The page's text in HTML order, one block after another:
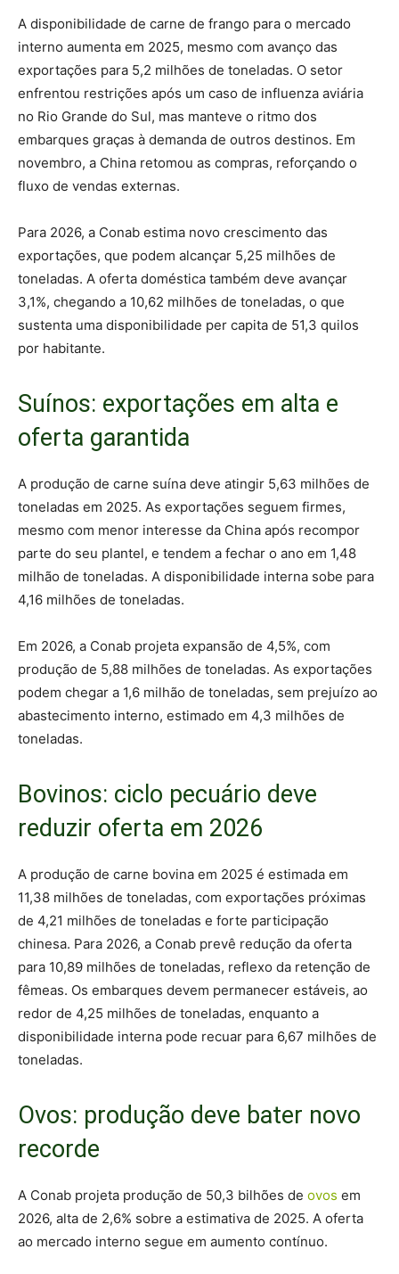
A disponibilidade de carne de frango para o mercado
interno aumenta em 2025, mesmo com avanço das
exportações para 5,2 milhões de toneladas. O setor
enfrentou restrições após um caso de influenza aviária
no Rio Grande do Sul, mas manteve o ritmo dos
embarques graças à demanda de outros destinos. Em
novembro, a China retomou as compras, reforçando o
fluxo de vendas externas.
Para 2026, a Conab estima novo crescimento das
exportações, que podem alcançar 5,25 milhões de
toneladas. A oferta doméstica também deve avançar
3,1%, chegando a 10,62 milhões de toneladas, o que
sustenta uma disponibilidade per capita de 51,3 quilos
por habitante.
Suínos: exportações em alta e
oferta garantida
A produção de carne suína deve atingir 5,63 milhões de
toneladas em 2025. As exportações seguem firmes,
mesmo com menor interesse da China após recompor
parte do seu plantel, e tendem a fechar o ano em 1,48
milhão de toneladas. A disponibilidade interna sobe para
4,16 milhões de toneladas.
Em 2026, a Conab projeta expansão de 4,5%, com
produção de 5,88 milhões de toneladas. As exportações
podem chegar a 1,6 milhão de toneladas, sem prejuízo ao
abastecimento interno, estimado em 4,3 milhões de
toneladas.
Bovinos: ciclo pecuário deve
reduzir oferta em 2026
A produção de carne bovina em 2025 é estimada em
11,38 milhões de toneladas, com exportações próximas
de 4,21 milhões de toneladas e forte participação
chinesa. Para 2026, a Conab prevê redução da oferta
para 10,89 milhões de toneladas, reflexo da retenção de
fêmeas. Os embarques devem permanecer estáveis, ao
redor de 4,25 milhões de toneladas, enquanto a
disponibilidade interna pode recuar para 6,67 milhões de
toneladas.
Ovos: produção deve bater novo
recorde
A Conab projeta produção de 50,3 bilhões de ovos em
2026, alta de 2,6% sobre a estimativa de 2025. A oferta
ao mercado interno segue em aumento contínuo.